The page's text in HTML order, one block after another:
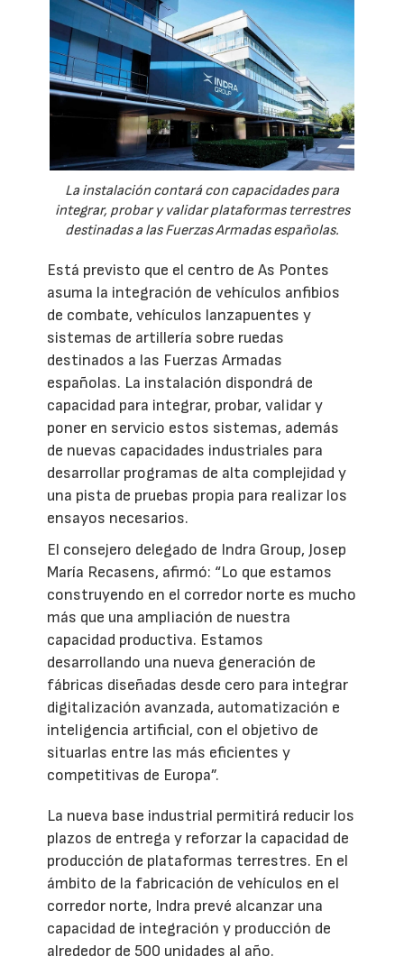
La instalación contará con capacidades para
integrar, probar y validar plataformas terrestres
destinadas a las Fuerzas Armadas españolas.
Está previsto que el centro de As Pontes
asuma la integración de vehículos anfibios
de combate, vehículos lanzapuentes y
sistemas de artillería sobre ruedas
destinados a las Fuerzas Armadas
españolas. La instalación dispondrá de
capacidad para integrar, probar, validar y
poner en servicio estos sistemas, además
de nuevas capacidades industriales para
desarrollar programas de alta complejidad y
una pista de pruebas propia para realizar los
ensayos necesarios.
El consejero delegado de Indra Group, Josep
María Recasens, afirmó: “Lo que estamos
construyendo en el corredor norte es mucho
más que una ampliación de nuestra
capacidad productiva. Estamos
desarrollando una nueva generación de
fábricas diseñadas desde cero para integrar
digitalización avanzada, automatización e
inteligencia artificial, con el objetivo de
situarlas entre las más eficientes y
competitivas de Europa”.
La nueva base industrial permitirá reducir los
plazos de entrega y reforzar la capacidad de
producción de plataformas terrestres. En el
ámbito de la fabricación de vehículos en el
corredor norte, Indra prevé alcanzar una
capacidad de integración y producción de
alrededor de 500 unidades al año.